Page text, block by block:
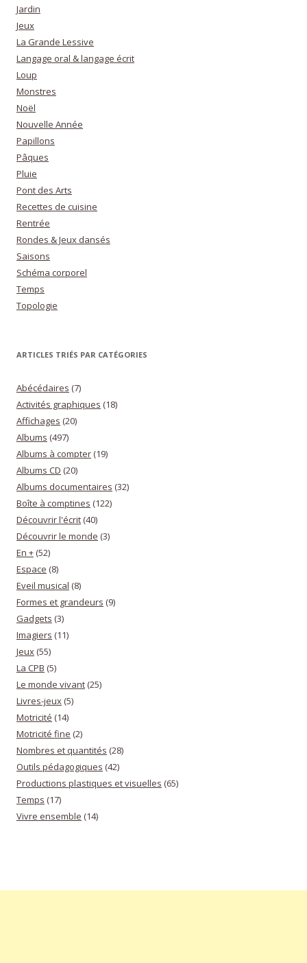
Jardin
Jeux
La Grande Lessive
Langage oral & langage écrit
Loup
Monstres
Noël
Nouvelle Année
Papillons
Pâques
Pluie
Pont des Arts
Recettes de cuisine
Rentrée
Rondes & Jeux dansés
Saisons
Schéma corporel
Temps
Topologie
ARTICLES TRIÉS PAR CATÉGORIES
Abécédaires (7)
Activités graphiques (18)
Affichages (20)
Albums (497)
Albums à compter (19)
Albums CD (20)
Albums documentaires (32)
Boîte à comptines (122)
Découvrir l'écrit (40)
Découvrir le monde (3)
En + (52)
Espace (8)
Eveil musical (8)
Formes et grandeurs (9)
Gadgets (3)
Imagiers (11)
Jeux (55)
La CPB (5)
Le monde vivant (25)
Livres-jeux (5)
Motricité (14)
Motricité fine (2)
Nombres et quantités (28)
Outils pédagogiques (42)
Productions plastiques et visuelles (65)
Temps (17)
Vivre ensemble (14)